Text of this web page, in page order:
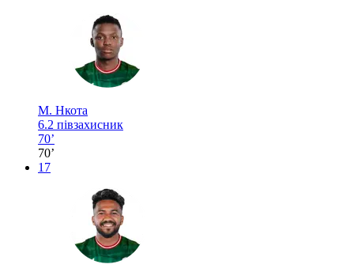
М. Нкота
6.2 півзахисник
70’
70’
17